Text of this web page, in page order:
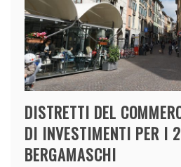
DISTRETTI DEL
DI INVESTIMENTI PER I
BERGAMASCHI